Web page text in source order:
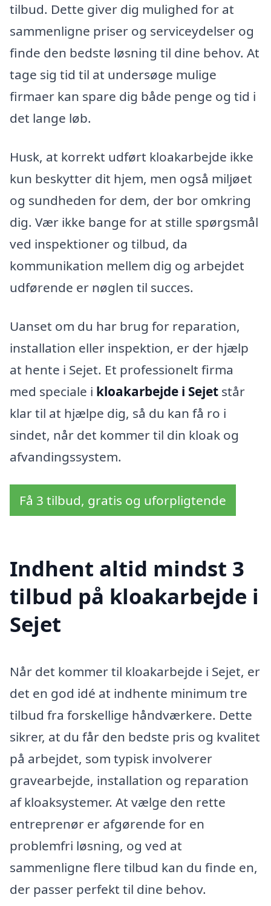
tilbud. Dette giver dig mulighed for at
sammenligne priser og serviceydelser og
finde den bedste løsning til dine behov. At
tage sig tid til at undersøge mulige
firmaer kan spare dig både penge og tid i
det lange løb.
Husk, at korrekt udført kloakarbejde ikke
kun beskytter dit hjem, men også miljøet
og sundheden for dem, der bor omkring
dig. Vær ikke bange for at stille spørgsmål
ved inspektioner og tilbud, da
kommunikation mellem dig og arbejdet
udførende er nøglen til succes.
Uanset om du har brug for reparation,
installation eller inspektion, er der hjælp
at hente i Sejet. Et professionelt firma
med speciale i kloakarbejde i Sejet står
klar til at hjælpe dig, så du kan få ro i
sindet, når det kommer til din kloak og
afvandingssystem.
Få 3 tilbud, gratis og uforpligtende
Indhent altid mindst 3
tilbud på kloakarbejde i
Sejet
Når det kommer til kloakarbejde i Sejet, er
det en god idé at indhente minimum tre
tilbud fra forskellige håndværkere. Dette
sikrer, at du får den bedste pris og kvalitet
på arbejdet, som typisk involverer
gravearbejde, installation og reparation
af kloaksystemer. At vælge den rette
entreprenør er afgørende for en
problemfri løsning, og ved at
sammenligne flere tilbud kan du finde en,
der passer perfekt til dine behov.